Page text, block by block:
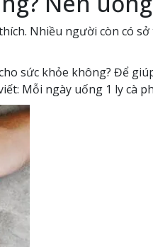
Nhiều người còn có
sức khỏe không? Để
Mỗi ngày uống 1 ly cà